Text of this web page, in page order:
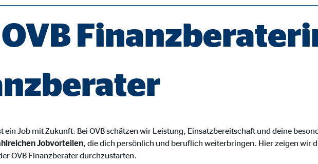
ein Job mit Zukunft. Bei OVB schätzen wir Leistung, Einsatzbereitschaft und deine
Jobvorteilen, die dich persönlich und beruflich weiterbringen. Hier zeigen wir
OVB Finanzberater durchzustarten.
und sind für die einwandfreie Funktion der Website erforderlich. Die Deaktivierung kann die
Ihrer Einwilligungen